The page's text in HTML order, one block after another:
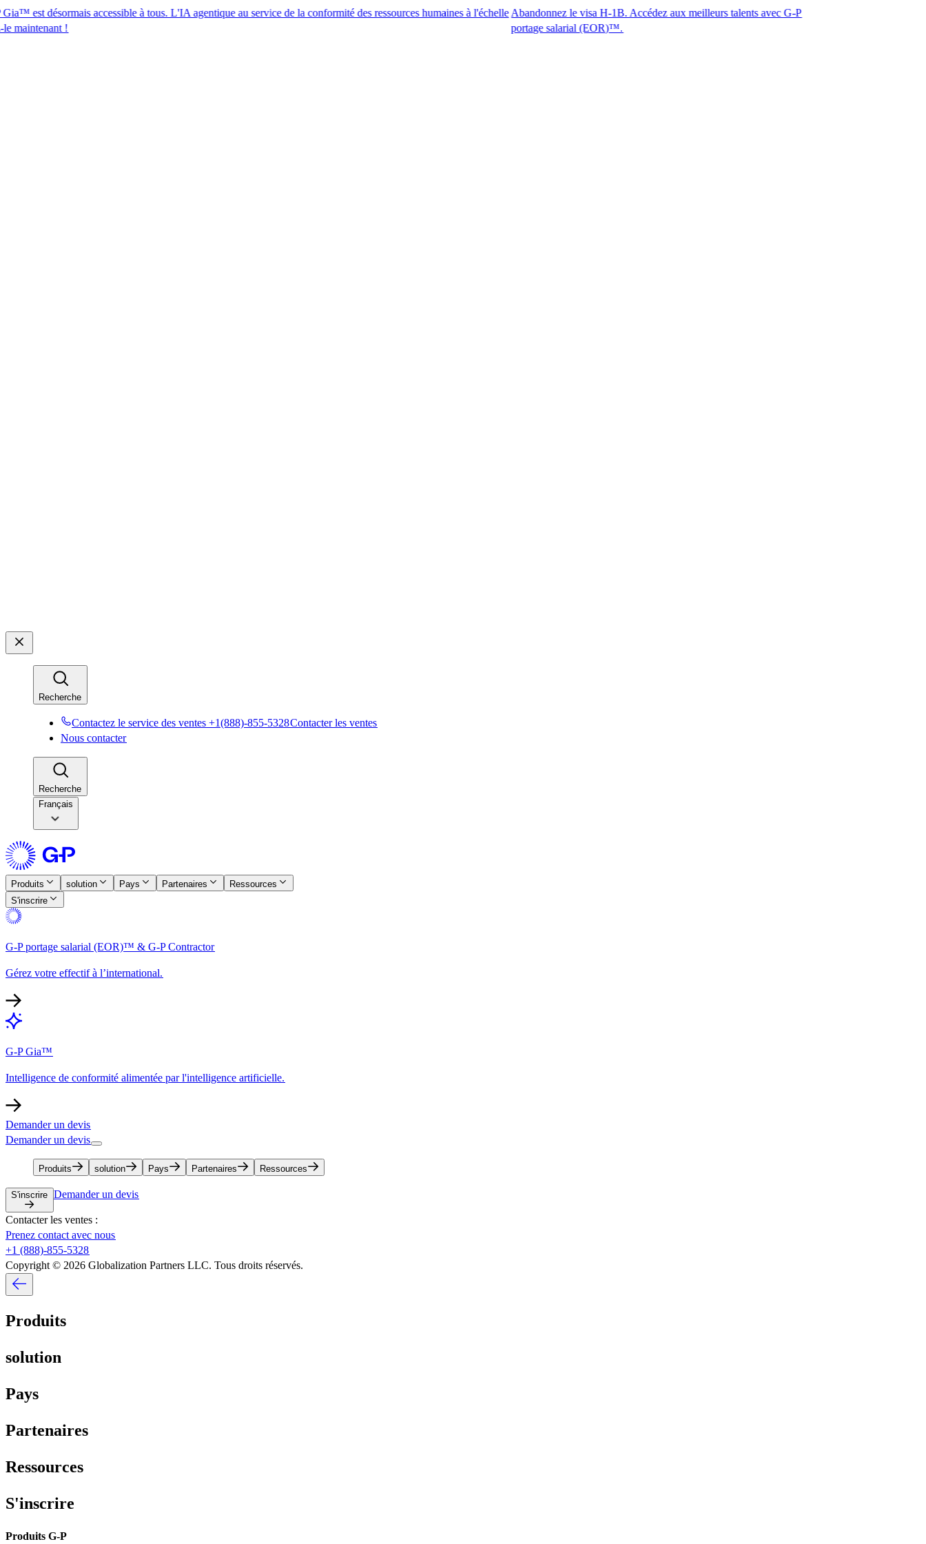
accessible à tous. L'IA agentique au service de la conformité des ressources humaines à l'échelle
!​​
Abandonnez le visa H-1B. Accédez aux meilleurs talents avec G-P
portage salarial (EOR)™.​​
Recherche​​
Contactez le service des ventes +1(888)-855-5328​​Contacter les ventes​​
Nous contacter​​
Recherche​​
Français
Produits​​ solution​​ Pays​​ Partenaires​​
Ressources​​
S'inscrire​​
G-P portage salarial (EOR)™ & G-P Contractor​​
Gérez votre effectif à l’international.​​
G-P Gia™​​
Intelligence de conformité alimentée par l'intelligence artificielle.​​
Demander un devis​​
Demander un devis​​
Produits​​ solution​​ Pays​​ Partenaires​​ Ressources​​
S'inscrire​​ Demander un devis​​
Contacter les ventes :​​
Prenez contact avec nous​​
+1 (888)-855-5328​​
Copyright © 2026 Globalization Partners LLC. Tous droits réservés.​​
Produits​​
solution​​
Pays​​
Partenaires​​
Ressources​​
S'inscrire​​
Produits G-P​​